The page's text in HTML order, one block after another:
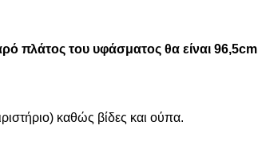
πλάτος του υφάσματος θα είναι 96,5cm
καθώς βίδες και ούπα.